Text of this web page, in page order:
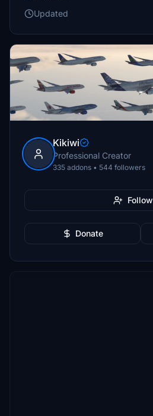
Updated
Kikiwi
Professional Creator
335 addons • 544 followers
Follow
Donate